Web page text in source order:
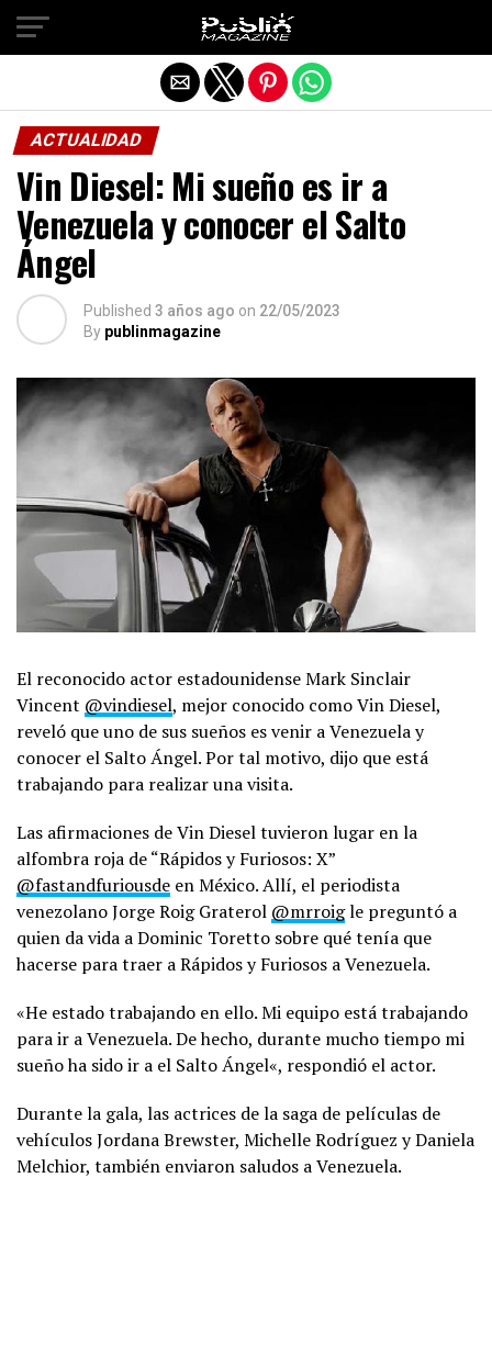
ACTUALIDAD
Vin Diesel: Mi sueño es ir a
Venezuela y conocer el Salto
Ángel
Published 3 años ago on 22/05/2023
By publinmagazine
El reconocido actor estadounidense Mark Sinclair
Vincent @vindiesel, mejor conocido como Vin Diesel,
reveló que uno de sus sueños es venir a Venezuela y
conocer el Salto Ángel. Por tal motivo, dijo que está
trabajando para realizar una visita.
Las afirmaciones de Vin Diesel tuvieron lugar en la
alfombra roja de “Rápidos y Furiosos: X”
@fastandfuriousde en México. Allí, el periodista
venezolano Jorge Roig Graterol @mrroigle preguntó a
quien da vida a Dominic Toretto sobre qué tenía que
hacerse para traer a Rápidos y Furiosos a Venezuela.
«He estado trabajando en ello. Mi equipo está trabajando
para ir a Venezuela. De hecho, durante mucho tiempo mi
sueño ha sido ir a el Salto Ángel«, respondió el actor.
Durante la gala, las actrices de la saga de películas de
vehículos Jordana Brewster, Michelle Rodríguez y Daniela
Melchior, también enviaron saludos a Venezuela.
Salir de la versión móvil